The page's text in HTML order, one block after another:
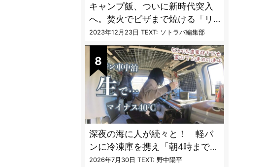
キャンプ飯、ついに新時代突入
へ。焚火でピザまで焼ける「リ
フレクターオーブン」がスゴす
ぎる
2023年12月23日 TEXT: ソトラバ編集部
深夜の海に人が続々と！ 軽バ
ンに冷凍庫を携え「朝4時までホ
タルイカ掬い」の奮闘記
2026年7月30日 TEXT: 野中陽平